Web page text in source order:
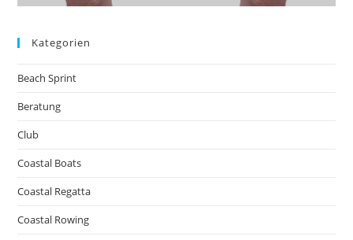
Kategorien
Beach Sprint
Beratung
Club
Coastal Boats
Coastal Regatta
Coastal Rowing